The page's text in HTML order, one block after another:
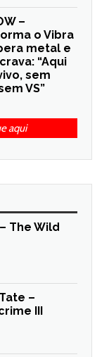
–
o Vibra
metal e
“Aqui
sem
VS”
aqui
The Wild
–
III